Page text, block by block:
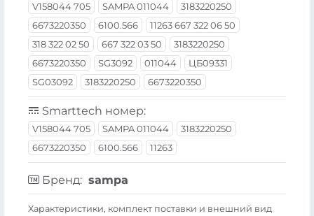
V158044 705 SAMPA 011044
3183220250
6673220350
6100.566
11263 667 322 06 50
318 322 02 50
667 322 03 50
3183220250
6673220350
SG3092 011044
ЦБ09331
SG03092
3183220250 6673220350
Smarttech номер:
V158044 705 SAMPA 011044
3183220250
6673220350
6100.566 11263
Бренд: sampa
Xарактеристики, комплект поставки и внешний вид